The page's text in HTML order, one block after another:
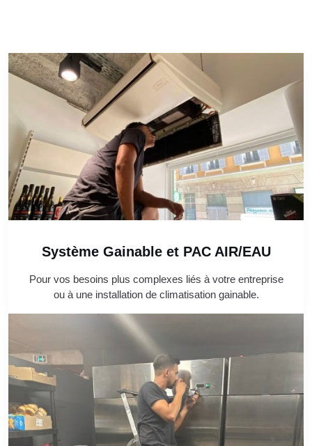
Système Gainable et PAC AIR/EAU
Pour vos besoins plus complexes liés à votre entreprise
ou à une installation de climatisation gainable.